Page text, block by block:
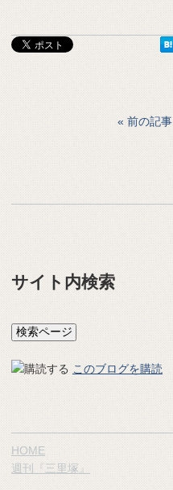
前の記事
サイト内検索
このブログを購読
HOME
週刊『三里塚』